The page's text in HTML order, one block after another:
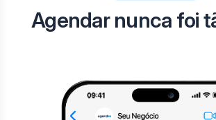
Agendar nunca foi